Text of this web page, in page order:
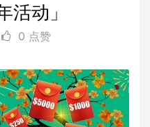
活动」
0 点赞
t
i
n